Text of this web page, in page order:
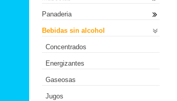
Panaderia
Bebidas sin alcohol
Concentrados
Energizantes
Gaseosas
Jugos